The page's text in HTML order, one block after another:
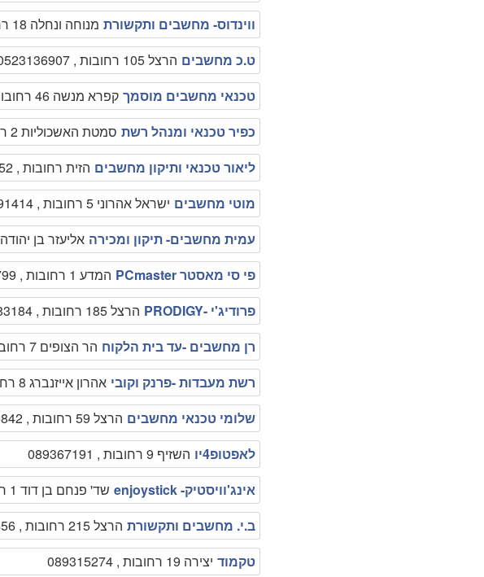
ווינדוס- מחשבים ותקשורת מנוחה ונחלה 18 רחובות , 089496533
ט.כ מחשבים הרצל 105 רחובות , 0523136907
טכנאי מחשבים מוסמך קפרא מנשה 46 רחובות , 0523136907
כפיר טכנאי ומנהל רשת סמטת האשכוליות 2 רחובות , 0545386182
ליאור טכנאי ותיקון מחשבים הזית רחובות , 0547991052
מוטי מחשבים ישראל אהרוני 5 רחובות , 0507391414
עמית מחשבים- תיקון ומכירה אליעזר בן יהודה 9 רחובות , 0506910613
פי סי מאסטר PCmaster
המדע 1 רחובות , 0544521799
פרודיג'י -PRODIGY
הרצל 185 רחובות , 0775183184
רן מחשבים -עד בית הלקוח הר הצופים 7 רחובות , 0528434950
רשת מעבדות -פרנק וקובי אהרון אייזנברג 8 רחובות , 0523125390
שלומי טכנאי מחשבים הרצל 59 רחובות , 0547989842
לאפטופ4יו
השזיף 9 רחובות , 089367191
אינג'וויסטיק- enjoystick
שד' פנחם בן דוד 1 רחובות , 089390044
ב.י. מחשבים ותקשורת הרצל 215 רחובות , 089365556
טקמוד יצירה 19 רחובות , 089315274